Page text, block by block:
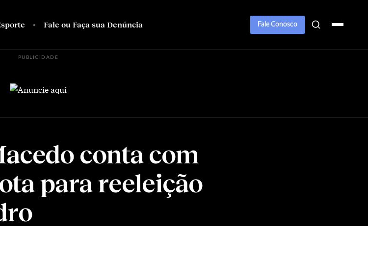
Fale ou Faça sua Denúncia Fale Conosco
PUBLICIDADE
conta com
para reeleição